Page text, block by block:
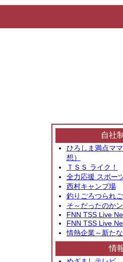
自社
ひろしま満点マ
想）
ＴＳＳ ライク！
全力応援 スポー
西村キャンプ場
釣りごろつられ
そ～だったのか
FNN TSS Live
FNN TSS Live
情熱企業～新た
情